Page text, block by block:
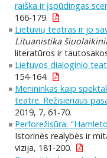
raiška ir įspūdingas
166-179.
Lietuvių teatras ir jo
Lituanistika
literatūros ir
Lietuvos dialoginio
154-164.
Menininkas kaip
teatre. Režisieriaus
2019, 7, 61-70.
Perforežisūra:
Istorinės realybės ir
vizija, 181-200.